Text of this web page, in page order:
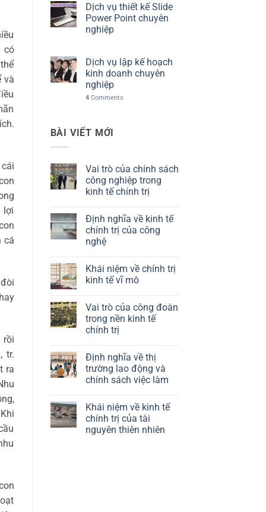
có
và
lợi
cá
rồi
tr.
ra
Dịch vụ thiết kế Slide
Power Point chuyên
nghiệp
Dịch vụ lập kế hoạch
kinh doanh chuyên
nghiệp
4Comments
BÀI VIẾT MỚI
Vai trò của chính sách
công nghiệp trong
kinh tế chính trị
bình
luận
ở
Vai
chính
sách
công
kinh
tế
chính
trị
Định nghĩa về kinh tế
chính trị của công
nghệ
bình
luận
ở
về
kinh
tế
chính
công
nghệ
Khái niệm về chính trị
kinh tế vĩ mô
bình
luận
ở
Khái
chính
trị
kinh
tế
vĩ
Vai trò của công đoàn
trong nền kinh tế
chính trị
bình
luận
ở
Vai
công
đoàn
trong
nền
kinh
Định nghĩa về thị
trường lao động và
chính sách việc làm
bình
luận
ở
Định
Khái niệm về kinh tế
chính trị của tài
nguyên thiên nhiên